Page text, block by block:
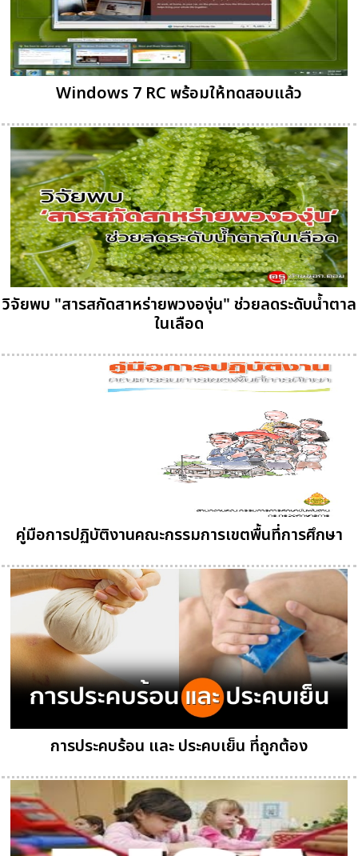
Windows 7 RC พร้อมให้ทดสอบแล้ว
วิจัยพบ "สารสกัดสาหร่ายพวงองุ่น" ช่วยลดระดับน้ำตาล
ในเลือด
คู่มือการปฏิบัติงานคณะกรรมการเขตพื้นที่การศึกษา
การประคบร้อน และ ประคบเย็น ที่ถูกต้อง